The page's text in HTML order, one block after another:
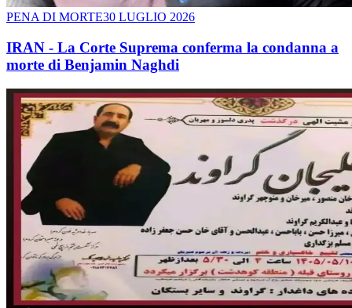
PENA DI MORTE30 LUGLIO 2026
IRAN - La Corte Suprema conferma la condanna a
morte di Benjamin Naghdi